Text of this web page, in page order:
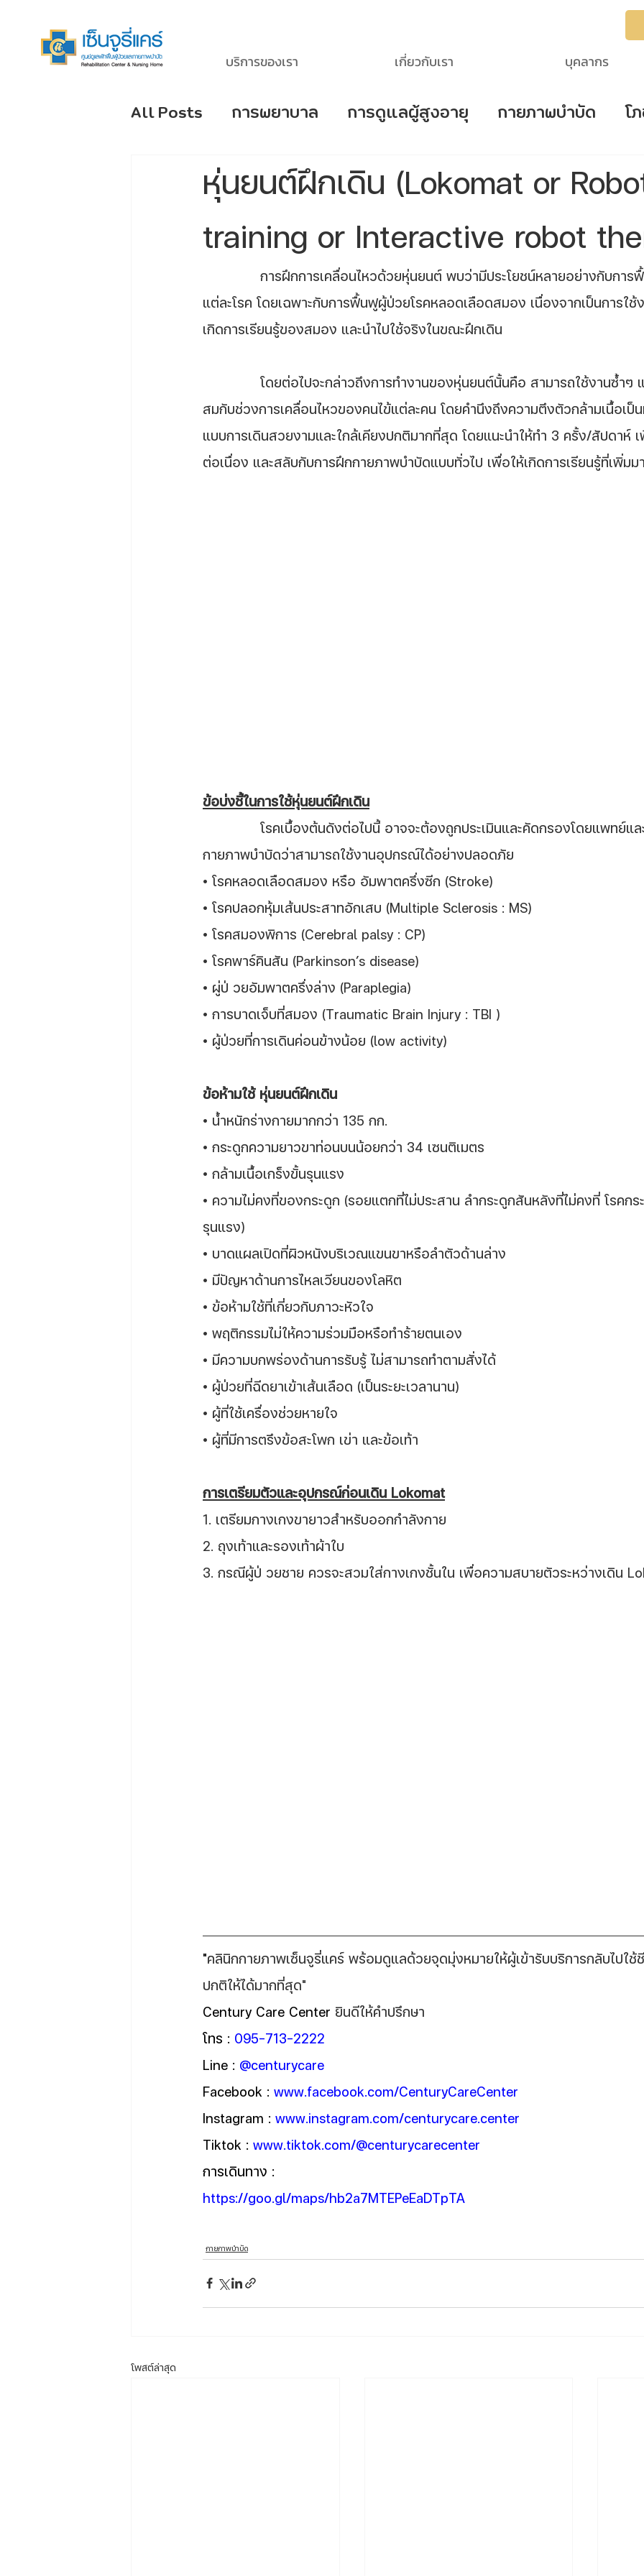
บริการของเรา เกี่ยวกับเรา บุคลากร
All Posts การพยาบาล การดูแลผู้สูงอายุ กายภาพบำบัด โ
โรคหลอดเลือดสมอง Stroke ตรวจสอบการนอนหลับ โรคไต
โรคยอดนิยมของผู้สูงอายุ
หุ่นยนต์ฝึกเดิน (Lokomat or
training or Interactive robot
แต่ละโรค โดยเฉพาะกับการฟื้นฟูผู้ป่วยโรคหลอดเลือดสมอง เนื่องจากเป็นการใช้
เกิดการเรียนรู้ของสมอง และนำไปใช้จริงในขณะฝึกเดิน
สมกับช่วงการเคลื่อนไหวของคนไข้แต่ละคน โดยคำนึงถึงความตึงตัวกล้ามเนื้อเป็
แบบการเดินสวยงามและใกล้เคียงปกติมากที่สุด โดยแนะนำให้ทำ 3 ครั้ง/สัปดาห์
ต่อเนื่อง และสลับกับการฝึกกายภาพบำบัดแบบทั่วไป เพื่อให้เกิดการเรียนรู้ที่เพิ่มม
ข้อบ่งชี้ในการใช้หุ่นยนต์ฝึกเดิน
กายภาพบำบัดว่าสามารถใช้งานอุปกรณ์ได้อย่างปลอดภัย
• โรคหลอดเลือดสมอง หรือ อัมพาตครึ่งซีก (Stroke)
• โรคปลอกหุ้มเส้นประสาทอักเสบ (Multiple Sclerosis : MS)
• โรคสมองพิการ (Cerebral palsy : CP)
• โรคพาร์คินสัน (Parkinson’s disease)
• ผู่ป่ วยอัมพาตครึ่งล่าง (Paraplegia)
• การบาดเจ็บที่สมอง (Traumatic Brain Injury : TBI )
• ผู้ป่วยที่การเดินค่อนข้างน้อย (low activity)
ข้อห้ามใช้ หุ่นยนต์ฝึกเดิน
• น้ำหนักร่างกายมากกว่า 135 กก.
• กระดูกความยาวขาท่อนบนน้อยกว่า 34 เซนติเมตร
• กล้ามเนื้อเกร็งขั้นรุนแรง
• ความไม่คงที่ของกระดูก (รอยแตกที่ไม่ประสาน ลำกระดูกสันหลังที่ไม่คงที่ โรคก
รุนแรง)
• บาดแผลเปิดที่ผิวหนังบริเวณแขนขาหรือลำตัวด้านล่าง
• มีปัญหาด้านการไหลเวียนของโลหิต
• ข้อห้ามใช้ที่เกี่ยวกับภาวะหัวใจ
• พฤติกรรมไม่ให้ความร่วมมือหรือทำร้ายตนเอง
• มีความบกพร่องด้านการรับรู้ ไม่สามารถทำตามสั่งได้
• ผู้ป่วยที่ฉีดยาเข้าเส้นเลือด (เป็นระยะเวลานาน)
• ผู้ที่ใช้เครื่องช่วยหายใจ
• ผู้ที่มีการตรึงข้อสะโพก เข่า และข้อเท้า
การเตรียมตัวและอุปกรณ์ก่อนเดิน Lokomat
1. เตรียมกางเกงขายาวสำหรับออกกำลังกาย
2. ถุงเท้าและรองเท้าผ้าใบ
3. กรณีผู้ป่ วยชาย ควรจะสวมใส่กางเกงชั้นใน เพื่อความสบายตัวระหว่างเดิน
"คลินิกกายภาพเซ็นจูรี่แคร์ พร้อมดูแลด้วยจุดมุ่งหมายให้ผู้เข้ารับบริการกลับไปใช้
ปกติให้ได้มากที่สุด"
Century Care Center ยินดีให้คำปรึกษา
โทร : 095-713-2222
Line : @centurycare
Facebook : www.facebook.com/CenturyCareCenter
Instagram : www.instagram.com/centurycare.center
Tiktok : www.tiktok.com/@centurycarecenter
การเดินทาง :
https://goo.gl/maps/hb2a7MTEPeEaDTpTA
กายภาพบำบัด
โพสต์ล่าสุด